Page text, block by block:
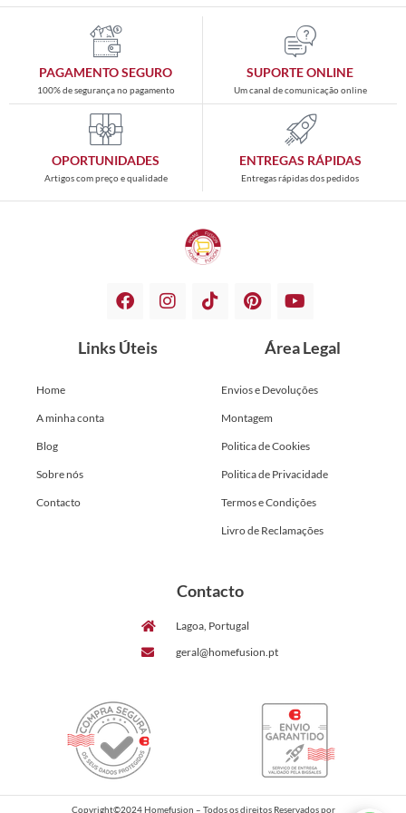
PAGAMENTO SEGURO
100% de segurança no pagamento
SUPORTE ONLINE
Um canal de comunicação online
OPORTUNIDADES
Artigos com preço e qualidade
ENTREGAS RÁPIDAS
Entregas rápidas dos pedidos
Links Úteis
Home
A minha conta
Blog
Sobre nós
Contacto
Área Legal
Envios e Devoluções
Montagem
Politica de Cookies
Politica de Privacidade
Termos e Condições
Livro de Reclamações
Contacto
Lagoa, Portugal
geral@homefusion.pt
Copyright©2024 Homefusion – Todos os direitos Reservados por